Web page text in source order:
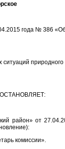
года № 386
природного
район» от
комиссии».